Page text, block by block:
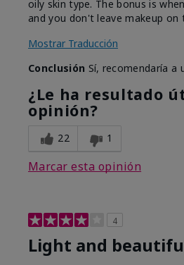
oily skin type. The bonus is
and you don't leave makeup on
Mostrar Traducción
Conclusión Sí, recomendaría a
¿Le ha resultado
opinión?
22 1
Marcar esta opinión
4
Light and